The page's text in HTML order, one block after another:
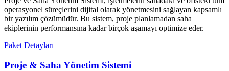
operasyonel süreçlerini dijital olarak yönetmesini sağlayan kapsamlı
bir yazılım çözümüdür. Bu sistem, proje planlamadan saha
ekiplerinin performansına kadar birçok aşamayı optimize eder.
Paket Detayları
Proje & Saha Yönetim Sistemi